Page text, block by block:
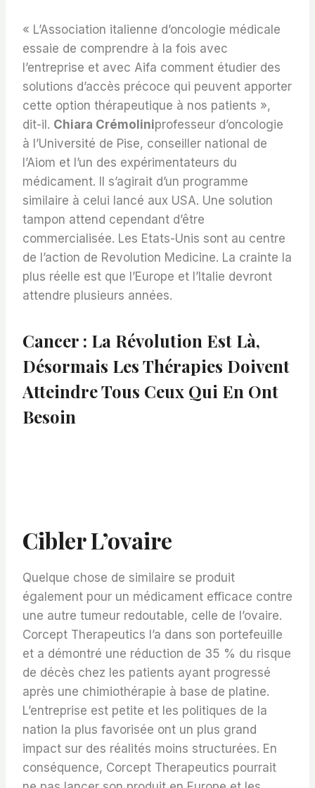
« L’Association italienne d’oncologie médicale
essaie de comprendre à la fois avec
l’entreprise et avec Aifa comment étudier des
solutions d’accès précoce qui peuvent apporter
cette option thérapeutique à nos patients »,
dit-il. Chiara Crémoliniprofesseur d’oncologie
à l’Université de Pise, conseiller national de
l’Aiom et l’un des expérimentateurs du
médicament. Il s’agirait d’un programme
similaire à celui lancé aux USA. Une solution
tampon attend cependant d’être
commercialisée. Les Etats-Unis sont au centre
de l’action de Revolution Medicine. La crainte la
plus réelle est que l’Europe et l’Italie devront
attendre plusieurs années.
Cancer : La Révolution Est Là,
Désormais Les Thérapies Doivent
Atteindre Tous Ceux Qui En Ont
Besoin
Cibler L’ovaire
Quelque chose de similaire se produit
également pour un médicament efficace contre
une autre tumeur redoutable, celle de l’ovaire.
Corcept Therapeutics l’a dans son portefeuille
et a démontré une réduction de 35 % du risque
de décès chez les patients ayant progressé
après une chimiothérapie à base de platine.
L’entreprise est petite et les politiques de la
nation la plus favorisée ont un plus grand
impact sur des réalités moins structurées. En
conséquence, Corcept Therapeutics pourrait